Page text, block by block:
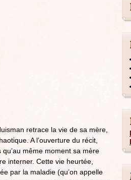
retrace la vie de sa mère,
A l’ouverture du récit,
même moment sa mère
interner. Cette vie heurtée,
par la maladie (qu’on appelle